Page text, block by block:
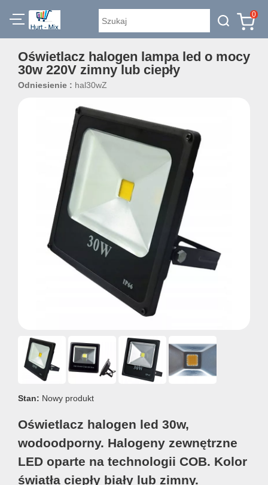
0
Oświetlacz halogen lampa led o mocy
30w 220V zimny lub ciepły
Odniesienie : hal30wZ
Stan: Nowy produkt
Oświetlacz halogen led 30w,
wodoodporny. Halogeny zewnętrzne
LED oparte na technologii COB. Kolor
światła ciepły biały lub zimny.